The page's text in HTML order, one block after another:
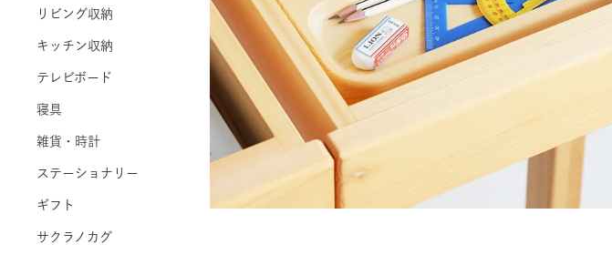
リビング収納
キッチン収納
テレビボード
寝具
雑貨・時計
ステーショナリー
ギフト
サクラノカグ